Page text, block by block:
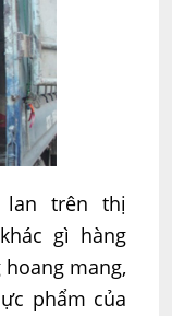
lan trên thị
gì hàng
mang,
phẩm của